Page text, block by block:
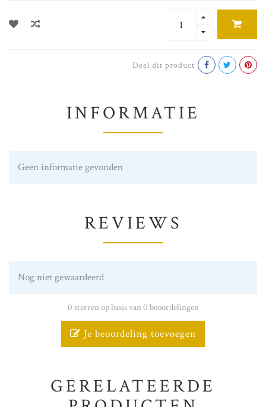
Deel dit product
INFORMATIE
Geen informatie gevonden
REVIEWS
Nog niet gewaardeerd
0 sterren op basis van 0 beoordelingen
Je beoordeling toevoegen
GERELATEERDE